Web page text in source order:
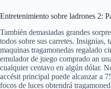
Entretenimiento sobre ladrones 2:
También demasiadas grandes
todos sobre sus carretes. Insignias,
maquinas tragamonedas regalado
emulador de juego comprado an
cualquier centavo en algún dólar.
accésit principal puede alcanzar a
focos de luces obtendrá